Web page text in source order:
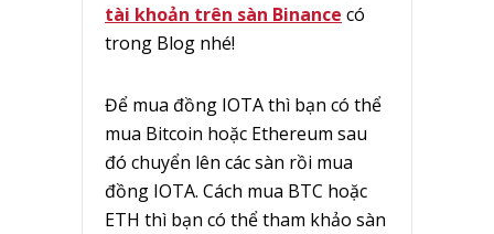
tài khoản trên sàn Binance có
trong Blog nhé!
Để mua đồng IOTA thì bạn có thể
mua Bitcoin hoặc Ethereum sau
đó chuyển lên các sàn rồi mua
đồng IOTA. Cách mua BTC hoặc
ETH thì bạn có thể tham khảo sàn